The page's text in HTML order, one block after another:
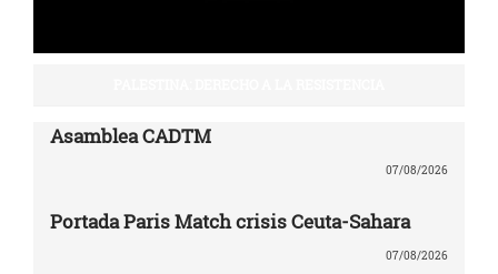
Asamblea CADTM
07/08/2026
Portada Paris Match crisis Ceuta-Sahara
07/08/2026